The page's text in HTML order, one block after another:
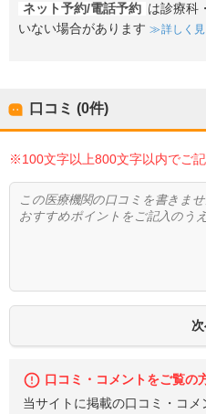
ネット予約/電話予約 は診療科
いない場合があります
詳しく
口コミ (0件)
※100文字以上800文字以内でご
口コミ・コメントをご覧の
当サイトに掲載の口コミ・コ